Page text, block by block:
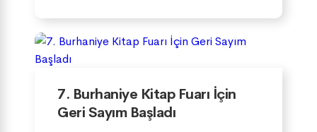
7. Burhaniye Kitap Fuarı İçin
Geri Sayım Başladı